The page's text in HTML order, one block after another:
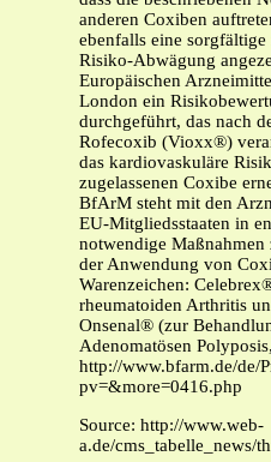
anderen Coxiben
ebenfalls eine
Risiko-Abwägung
Europäischen
London ein
durchgeführt, das nach
Rofecoxib (Vioxx®)
das kardiovaskuläre
zugelassenen Coxibe
BfArM steht mit den
EU-Mitgliedsstaaten in
notwendige
der Anwendung von
Warenzeichen:
rheumatoiden Arthritis
Onsenal® (zur
Adenomatösen
http://www.bfarm.de/de/
pv=&more=0416.php
Source: http://www.web-
a.de/cms_tabelle_news/